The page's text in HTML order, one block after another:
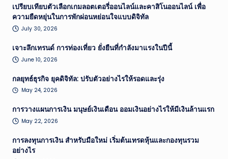
เปรียบเทียบตัวเลือกเกมลอตเตอรี่ออนไลน์และคาสิโนออนไลน์ เพื่อ
ความยืดหยุ่นในการพักผ่อนหย่อนใจแบบดิจิทัล
July 30, 2026
เจาะลึกเทรนด์ การท่องเที่ยว ยั่งยืนที่กำลังมาแรงในปีนี้
June 10, 2026
กลยุทธ์ธุรกิจ ยุคดิจิทัล: ปรับตัวอย่างไรให้รอดและรุ่ง
May 24, 2026
การวางแผนการเงิน มนุษย์เงินเดือน ออมเงินอย่างไรให้มีเงินล้านแรก
May 22, 2026
การลงทุนการเงิน สำหรับมือใหม่ เริ่มต้นเทรดหุ้นและกองทุนรวม
อย่างไร